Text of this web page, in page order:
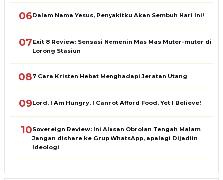
06Dalam Nama Yesus, Penyakitku Akan Sembuh Hari Ini!
07Exit 8 Review: Sensasi Nemenin Mas Mas Muter-muter di
Lorong Stasiun
087 Cara Kristen Hebat Menghadapi Jeratan Utang
09Lord, I Am Hungry, I Cannot Afford Food, Yet I Believe!
10Sovereign Review: Ini Alasan Obrolan Tengah Malam
Jangan dishare ke Grup WhatsApp, apalagi Dijadiin
Ideologi